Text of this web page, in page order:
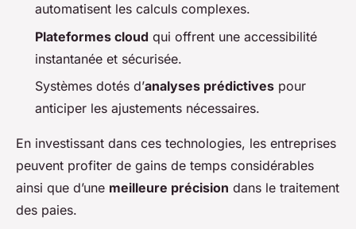
automatisent les calculs complexes.
Plateformes cloud qui offrent une accessibilité
instantanée et sécurisée.
Systèmes dotés d’analyses prédictives pour
anticiper les ajustements nécessaires.
En investissant dans ces technologies, les entreprises
peuvent profiter de gains de temps considérables
ainsi que d’une meilleure précision dans le traitement
des paies.